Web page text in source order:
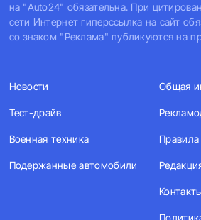
на "Auto24" обязательна. При
сети Интернет гиперссылка на сайт
со знаком "Реклама" публикуются на
Новости
Тест-драйв
Военная техника
Подержанные автомобили
Общая
Правила